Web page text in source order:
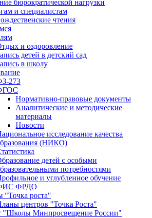
бюрократической нагрузки
и специалистам
чтения
и оздоровление
детей в детский сад
в школу
273
Нормативно-правовые документы
Аналитические и методические
материалы
Новости
исследование качества
(НИКО)
детей с особыми
потребностями
и углубленное обучение
ФРДО
"Точка роста"
центров "Точка Роста"
"Школы Минпросвещение России"